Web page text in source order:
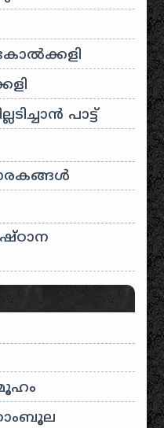
പാട്ട്